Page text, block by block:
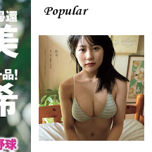
Popular